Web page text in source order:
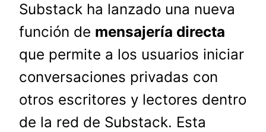
Substack ha lanzado una nueva
función de mensajería directa
que permite a los usuarios iniciar
conversaciones privadas con
otros escritores y lectores dentro
de la red de Substack. Esta